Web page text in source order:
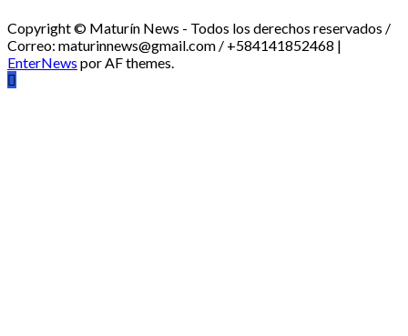
Copyright © Maturín News - Todos los derechos reservados /
Correo: maturinnews@gmail.com / +584141852468 |
EnterNews por AF themes.